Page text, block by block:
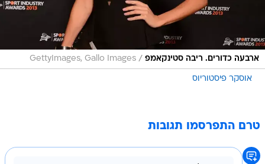
ארבעה כדורים. ריבה סטינקאמפ /
GettyImages, Gallo Images
אוסקר פיסטוריוס
טרם התפרסמו תגובות